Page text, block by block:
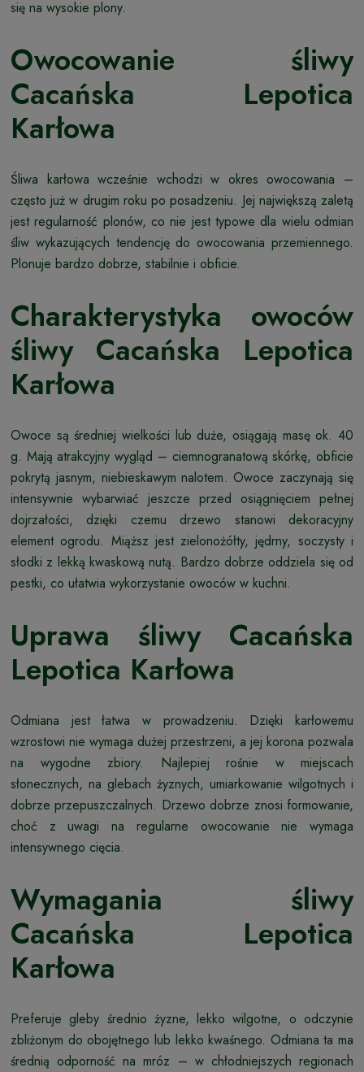
się na wysokie plony.
Owocowanie śliwy
Cacańska Lepotica
Karłowa
Śliwa karłowa wcześnie wchodzi w okres owocowania –
często już w drugim roku po posadzeniu. Jej największą zaletą
jest regularność plonów, co nie jest typowe dla wielu odmian
śliw wykazujących tendencję do owocowania przemiennego.
Plonuje bardzo dobrze, stabilnie i obficie.
Charakterystyka owoców
śliwy Cacańska Lepotica
Karłowa
Owoce są średniej wielkości lub duże, osiągają masę ok. 40
g. Mają atrakcyjny wygląd – ciemnogranatową skórkę, obficie
pokrytą jasnym, niebieskawym nalotem. Owoce zaczynają się
intensywnie wybarwiać jeszcze przed osiągnięciem pełnej
dojrzałości, dzięki czemu drzewo stanowi dekoracyjny
element ogrodu. Miąższ jest zielonożółty, jędrny, soczysty i
słodki z lekką kwaskową nutą. Bardzo dobrze oddziela się od
pestki, co ułatwia wykorzystanie owoców w kuchni.
Uprawa śliwy Cacańska
Lepotica Karłowa
Odmiana jest łatwa w prowadzeniu. Dzięki karłowemu
wzrostowi nie wymaga dużej przestrzeni, a jej korona pozwala
na wygodne zbiory. Najlepiej rośnie w miejscach
słonecznych, na glebach żyznych, umiarkowanie wilgotnych i
dobrze przepuszczalnych. Drzewo dobrze znosi formowanie,
choć z uwagi na regularne owocowanie nie wymaga
intensywnego cięcia.
Wymagania śliwy
Cacańska Lepotica
Karłowa
Preferuje gleby średnio żyzne, lekko wilgotne, o odczynie
zbliżonym do obojętnego lub lekko kwaśnego. Odmiana ta ma
średnią odporność na mróz – w chłodniejszych regionach